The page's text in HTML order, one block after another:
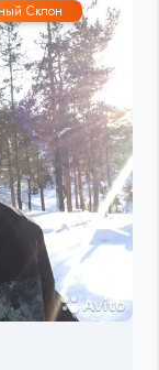
Склон